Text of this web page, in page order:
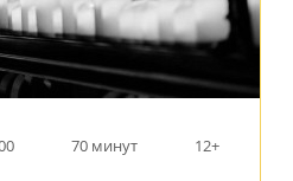
70 минут 12+